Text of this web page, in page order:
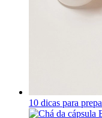
10 dicas para